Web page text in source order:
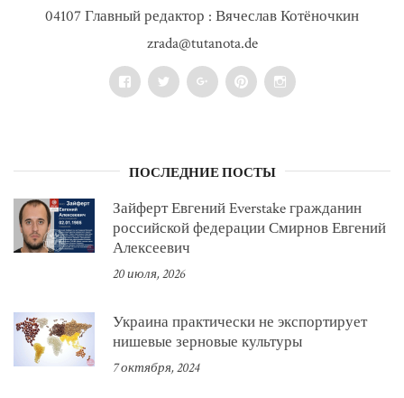
04107 Главный редактор : Вячеслав Котёночкин
zrada@tutanota.de
FacebookTwitter Google+PinterestInstagram
ПОСЛЕДНИЕ ПОСТЫ
Зайферт Евгений Everstake гражданин
российской федерации Смирнов Евгений
Алексеевич
20 июля, 2026
Украина практически не экспортирует
нишевые зерновые культуры
7 октября, 2024